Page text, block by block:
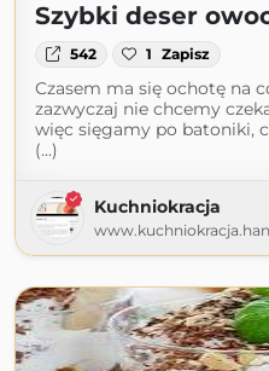
Szybki deser
542 1 Zapisz
Czasem ma się ochotę na
zazwyczaj nie chcemy
więc sięgamy po batoniki,
(...)
Kuchniokracja